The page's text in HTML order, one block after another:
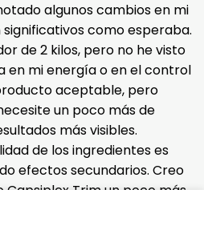
algunos cambios en mi
como esperaba.
de 2 kilos, pero no he visto
en mi energía o en el control
aceptable, pero
un poco más de
más visibles.
de los ingredientes es
efectos secundarios. Creo
Capsiplex Trim un poco más